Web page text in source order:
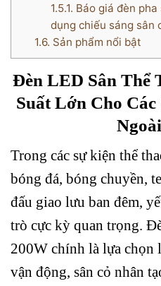
1.5.1. Báo giá đèn
dụng chiếu sáng sân
1.6. Sản phẩm nổi bật
Đèn LED Sân Thể
Suất Lớn Cho
Trong các sự kiện thể
bóng đá, bóng chuyền,
đấu giao lưu ban đêm,
trò cực kỳ quan trọng.
200W chính là lựa chọn
vận động, sân cỏ nhân